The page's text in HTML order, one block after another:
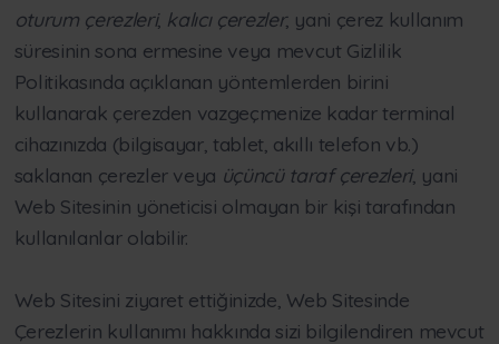
oturum çerezleri, kalıcı çerezler, yani çerez kullanım
süresinin sona ermesine veya mevcut Gizlilik
Politikasında açıklanan yöntemlerden birini
kullanarak çerezden vazgeçmenize kadar terminal
cihazınızda (bilgisayar, tablet, akıllı telefon vb.)
saklanan çerezler veya üçüncü taraf çerezleri, yani
Web Sitesinin yöneticisi olmayan bir kişi tarafından
kullanılanlar olabilir.
Web Sitesini ziyaret ettiğinizde, Web Sitesinde
Çerezlerin kullanımı hakkında sizi bilgilendiren mevcut